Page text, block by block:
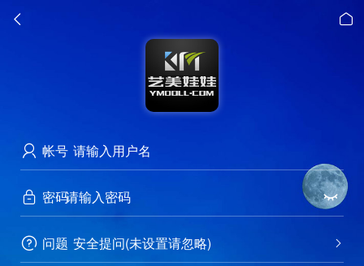
 
 帐号
 密码 
 问题 
安全提问(未设置请忽略)